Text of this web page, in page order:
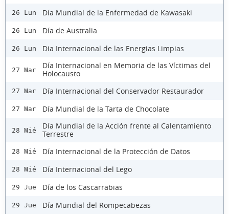
26 Lun Día Mundial de la Enfermedad de Kawasaki
26 Lun Día de Australia
26 Lun Dia Internacional de las Energias Limpias
27 Mar
Día Internacional en Memoria de las Víctimas del
Holocausto
27 Mar Día Internacional del Conservador Restaurador
27 Mar Día Mundial de la Tarta de Chocolate
28 Mié
Día Mundial de la Acción frente al Calentamiento
Terrestre
28 Mié Día Internacional de la Protección de Datos
28 Mié Día Internacional del Lego
29 Jue Día de los Cascarrabias
29 Jue Día Mundial del Rompecabezas